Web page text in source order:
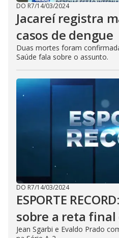
DO R7/14/03/2024
Jacareí registra
casos de dengue
Duas mortes foram
Saúde fala sobre o assunto.
DO R7/14/03/2024
ESPORTE
sobre a reta final
Jean Sgarbi e Evaldo Prado